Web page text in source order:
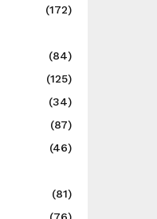
(172)
(84)
(125)
(34)
(87)
(46)
(81)